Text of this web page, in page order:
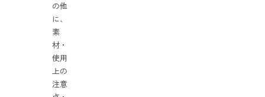
の他
に、
素
材・
使用
上の
注意